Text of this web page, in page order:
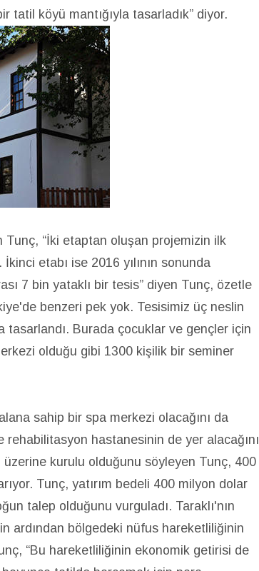
tatil köyü mantığıyla tasarladık” diyor.
Tunç, “İki etaptan oluşan projemizin ilk
etabı ise 2016 yılının sonunda
7 bin yataklı bir tesis” diyen Tunç, özetle
benzeri pek yok. Tesisimiz üç neslin
tasarlandı. Burada çocuklar ve gençler için
olduğu gibi 1300 kişilik bir seminer
sahip bir spa merkezi olacağını da
hastanesinin de yer alacağını
kurulu olduğunu söyleyen Tunç, 400
Tunç, yatırım bedeli 400 milyon dolar
talep olduğunu vurguladı. Taraklı'nın
ardından bölgedeki nüfus hareketliliğinin
“Bu hareketliliğinin ekonomik getirisi de